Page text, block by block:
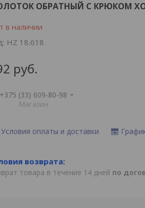
ОБРАТНЫЙ С КРЮКОМ
в наличии
HZ 18.618
руб.
+375 (33) 609-80-98
Магазин
Условия оплаты и доставки
товара в течение 14 дней по